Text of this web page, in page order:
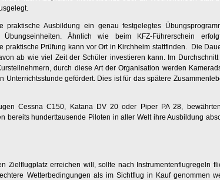
Ausbildung ein genau festgelegtes
Ähnlich wie beim KFZ-Führerschein
praktische Prüfung kann vor Ort in Kirchheim stattfinden. Die
ab wie viel Zeit der Schüler investieren kann. Im Durchschnitt
durch diese Art der Organisation werden
Unterrichtsstunde gefördert. Dies ist für das spätere
Cessna C150, Katana DV 20 oder Piper PA 28,
bereits hunderttausende Piloten in aller Welt ihre Ausbildung
Zielflugplatz erreichen will, sollte nach Instrumentenflugregeln
Wetterbedingungen als im Sichtflug in Kauf genommen